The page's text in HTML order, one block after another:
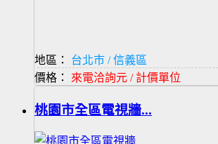
地區：
台北市 / 信義區
價格： 來電洽詢元 / 計價單位
桃園市全區電視牆...